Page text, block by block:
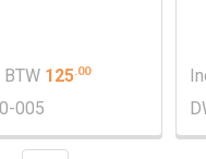
125.00
005